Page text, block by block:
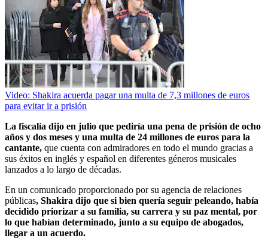
Video: Shakira acuerda pagar una multa de 7,3 millones de euros
para evitar ir a prisión
La fiscalía dijo en julio que pediría una pena de prisión de ocho
años y dos meses y una multa de 24 millones de euros para la
cantante, que cuenta con admiradores en todo el mundo gracias a
sus éxitos en inglés y español en diferentes géneros musicales
lanzados a lo largo de décadas.
En un comunicado proporcionado por su agencia de relaciones
públicas, Shakira dijo que si bien quería seguir peleando, había
decidido priorizar a su familia, su carrera y su paz mental, por
lo que habían determinado, junto a su equipo de abogados,
llegar a un acuerdo.